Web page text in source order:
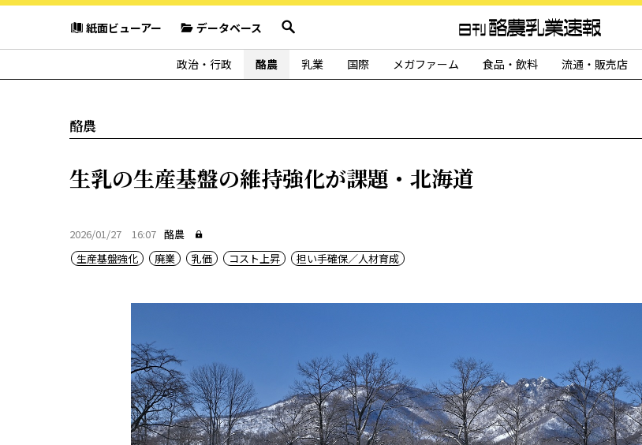
紙面ビューアー データベース
政治・行政 酪農 乳業 国際 メガファーム 食品・飲料 流通・販売店
酪農
生乳の生産基盤の維持強化が課題・北海道
2026/01/27 16:07 酪農
生産基盤強化
廃業 乳価 コスト上昇 担い手確保／人材育成